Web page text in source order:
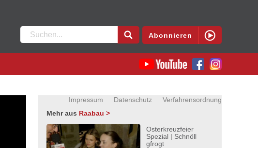
Suchen
nach:
Abonnieren
Impressum Datenschutz
Verfahrensordnung
Mehr aus Raabau >
Osterkreuzfeier
Spezial | Schnöll
gfrogt